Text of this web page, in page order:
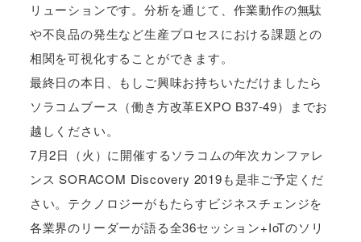
リューションです。分析を通じて、作業動作の無駄
や不良品の発生など生産プロセスにおける課題との
相関を可視化することができます。
最終日の本日、もしご興味お持ちいただけましたら
ソラコムブース（働き方改革EXPO B37-49）までお
越しください。
7月2日（火）に開催するソラコムの年次カンファレ
ンス SORACOM Discovery 2019も是非ご予定くだ
さい。テクノロジーがもたらすビジネスチェンジを
各業界のリーダーが語る全36セッション+IoTのソリ